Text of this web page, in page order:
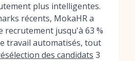
plus intelligentes.
récents, MokaHR a
recrutement jusqu'à 63 %
travail automatisés, tout
des candidats 3